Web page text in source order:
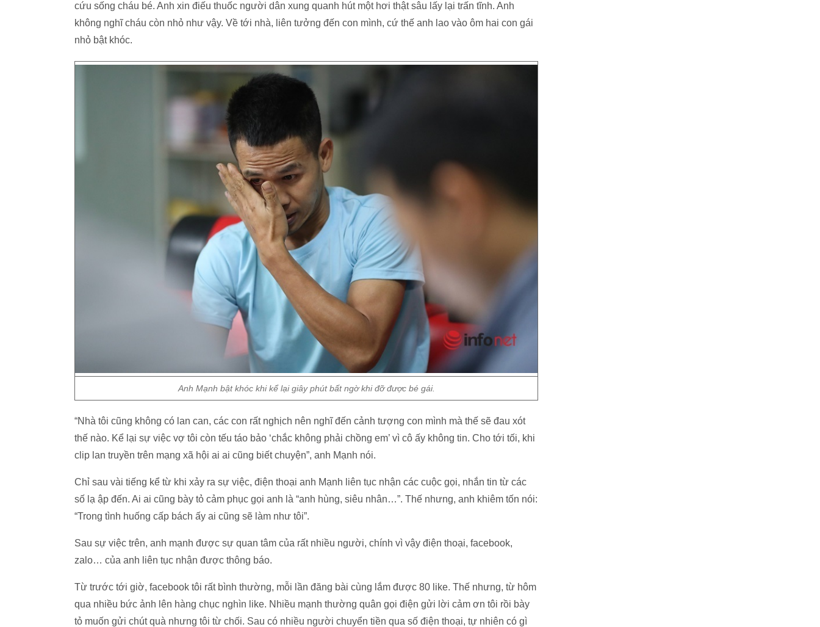
cứu sống cháu bé. Anh xin điếu thuốc người dân xung quanh hút một hơi thật sâu lấy lại trấn tĩnh. Anh
không nghĩ cháu còn nhỏ như vậy. Về tới nhà, liên tưởng đến con mình, cứ thế anh lao vào ôm hai con gái
nhỏ bật khóc.
Anh Mạnh bật khóc khi kể lại giây phút bất ngờ khi đỡ được bé gái.
“Nhà tôi cũng không có lan can, các con rất nghịch nên nghĩ đến cảnh tượng con mình mà thế sẽ đau xót
thế nào. Kể lại sự việc vợ tôi còn tếu táo bảo ‘chắc không phải chồng em’ vì cô ấy không tin. Cho tới tối, khi
clip lan truyền trên mạng xã hội ai ai cũng biết chuyện”, anh Mạnh nói.
Chỉ sau vài tiếng kể từ khi xảy ra sự việc, điện thoại anh Mạnh liên tục nhận các cuộc gọi, nhắn tin từ các
số lạ ập đến. Ai ai cũng bày tỏ cảm phục gọi anh là “anh hùng, siêu nhân…”. Thế nhưng, anh khiêm tốn nói:
“Trong tình huống cấp bách ấy ai cũng sẽ làm như tôi”.
Sau sự việc trên, anh mạnh được sự quan tâm của rất nhiều người, chính vì vậy điện thoại, facebook,
zalo… của anh liên tục nhận được thông báo.
Từ trước tới giờ, facebook tôi rất bình thường, mỗi lần đăng bài cùng lắm được 80 like. Thế nhưng, từ hôm
qua nhiều bức ảnh lên hàng chục nghìn like. Nhiều mạnh thường quân gọi điện gửi lời cảm ơn tôi rồi bày
tỏ muốn gửi chút quà nhưng tôi từ chối. Sau có nhiều người chuyển tiền qua số điện thoại, tự nhiên có gì